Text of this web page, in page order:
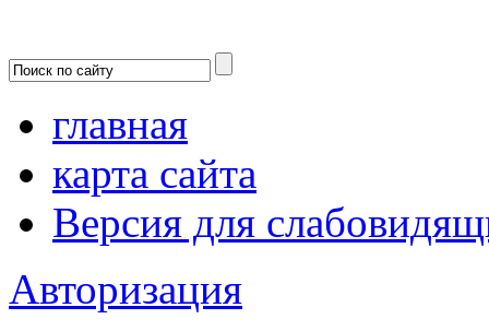
главная
карта сайта
Версия для
Авторизация